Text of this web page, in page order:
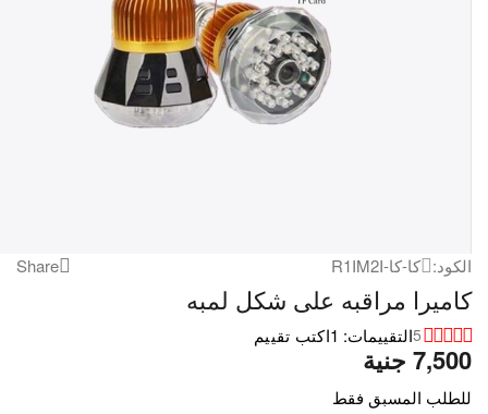
الكود: كا-كا-R1IM2I Share
كاميرا مراقبه على شكل لمبه
5التقييمات: 1 اكتب تقييم
جنية 7,500
للطلب المسبق فقط